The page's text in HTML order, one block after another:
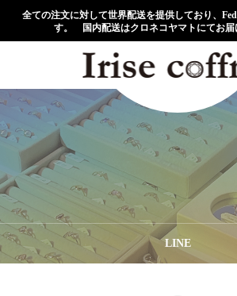
全ての注文に対して世界配送を提供しており、
す。 国内配送はクロネコヤマトにてお届
LINE